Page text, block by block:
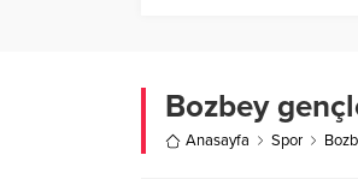
Bozbey
Anasayfa Spor